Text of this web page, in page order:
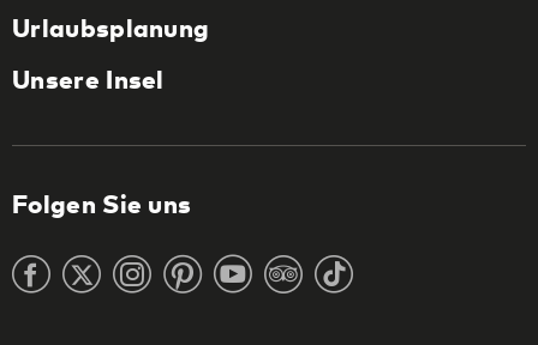
Urlaubsplanung
Unsere Insel
Folgen Sie uns